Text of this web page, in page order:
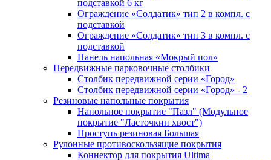
подставкой 6 кг
Ограждение «Солдатик» тип 2 в компл. с
подставкой
Ограждение «Солдатик» тип 3 в компл. с
подставкой
Панель напольная «Мокрый пол»
Передвижные парковочные столбики
Столбик передвижной серии «Город»
Столбик передвижной серии «Город» - 2
Резиновые напольные покрытия
Напольное покрытие "Пазл" (Модульное
покрытие "Ласточкин хвост")
Проступь резиновая Большая
Рулонные противоскользящие покрытия
Коннектор для покрытия Ultima